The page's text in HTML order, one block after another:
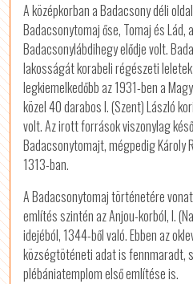
A középkorban a Badacsony déli
Badacsonytomaj őse, Tomaj és Lád,
Badacsonylábdihegy elődje volt.
lakosságát korabeli régészeti
legkiemelkedőbb az 1931-ben a
közel 40 darabos I. (Szent) László
volt. Az irott források viszonylag
Badacsonytomajt, mégpedig Károly
1313-ban.
A Badacsonytomaj történetére
említés szintén az Anjou-korból, I.
idejéból, 1344-ből való. Ebben az
községtöténeti adat is fennmaradt,
plébániatemplom első említése is.